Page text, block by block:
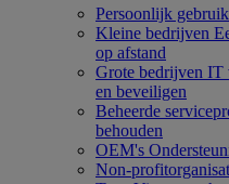
Persoonlijk gebruik
Kleine bedrijven
op afstand
Grote bedrijven IT
en beveiligen
Beheerde
behouden
OEM's
Non-